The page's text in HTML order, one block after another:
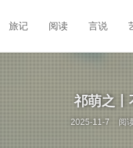
旅记 阅读 言说
祁萌之丨
2025-11-7 阅